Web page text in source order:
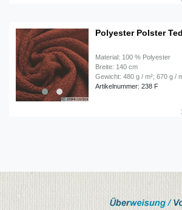
Polyester Polster
Material: 100 % Polyester
Breite: 140 cm
Gewicht: 480 g / m²; 670 g /
Artikelnummer: 238 F